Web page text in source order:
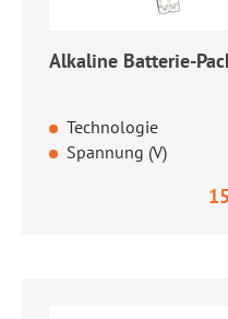
Alkaline Batterie-
Technologie
Spannung (V)